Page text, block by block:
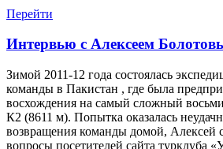
Перейти
Интервью с Алексеем
Зимой 2011-12 года состоялась
команды в Пакистан , где была
восхождения на самый сложный
К2 (8611 м). Попытка оказалась
возвращения команды домой, Алексей
вопросы посетителей сайта турклуба